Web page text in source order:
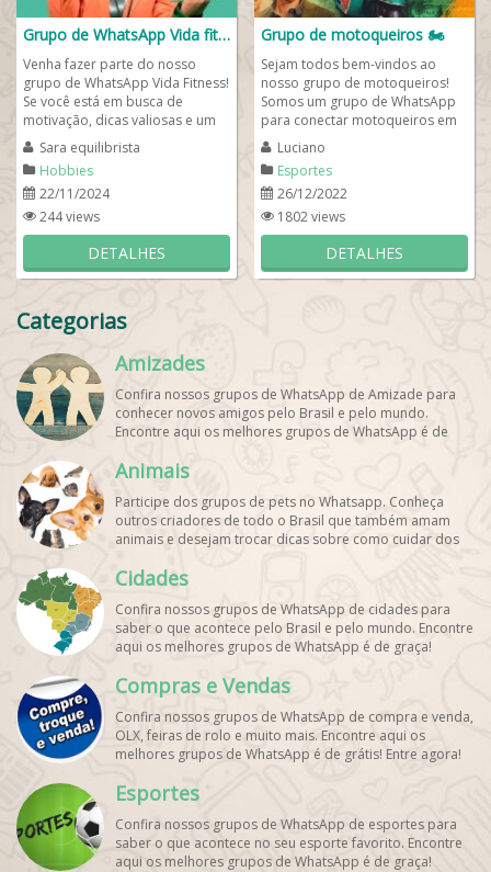
Grupo de WhatsApp Vida fitness 💪🏻🤸🏻🥗
Venha fazer parte do nosso
grupo de WhatsApp Vida Fitness!
Se você está em busca de
motivação, dicas valiosas e um
espaço para compartilhar sua
jornada...
Sara equilibrista
Hobbies
22/11/2024
244 views
DETALHES
Grupo de motoqueiros 🏍
Sejam todos bem-vindos ao
nosso grupo de motoqueiros!
Somos um grupo de WhatsApp
para conectar motoqueiros em
todo o Brasil e se você for
motoqueiro, saiba ue...
Luciano
Esportes
26/12/2022
1802 views
DETALHES
Categorias
Amizades
Confira nossos grupos de WhatsApp de Amizade para
conhecer novos amigos pelo Brasil e pelo mundo.
Encontre aqui os melhores grupos de WhatsApp é de
Animais
Participe dos grupos de pets no Whatsapp. Conheça
outros criadores de todo o Brasil que também amam
animais e desejam trocar dicas sobre como cuidar dos
graça!
Cidades
Confira nossos grupos de WhatsApp de cidades para
saber o que acontece pelo Brasil e pelo mundo. Encontre
aqui os melhores grupos de WhatsApp é de graça!
Compras e Vendas
Confira nossos grupos de WhatsApp de compra e venda,
OLX, feiras de rolo e muito mais. Encontre aqui os
melhores grupos de WhatsApp é de grátis! Entre agora!
Esportes
Confira nossos grupos de WhatsApp de esportes para
saber o que acontece no seu esporte favorito. Encontre
aqui os melhores grupos de WhatsApp é de graça!